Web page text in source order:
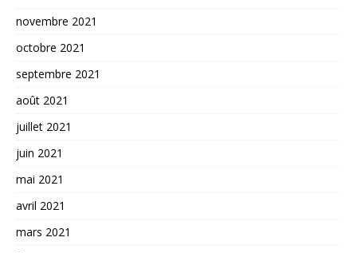
novembre 2021
octobre 2021
septembre 2021
août 2021
juillet 2021
juin 2021
mai 2021
avril 2021
mars 2021